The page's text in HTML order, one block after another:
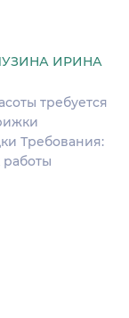
ИРИНА
требуется
Требования:
работы